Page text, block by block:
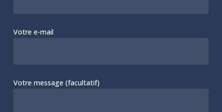
Votre e-mail
Votre message (facultatif)